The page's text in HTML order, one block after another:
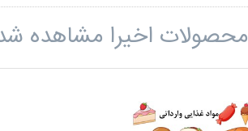
محصولات اخیرا مشاهده